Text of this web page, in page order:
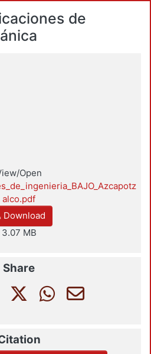
de
Open
alco.pdf
Download
3.07 MB
Share